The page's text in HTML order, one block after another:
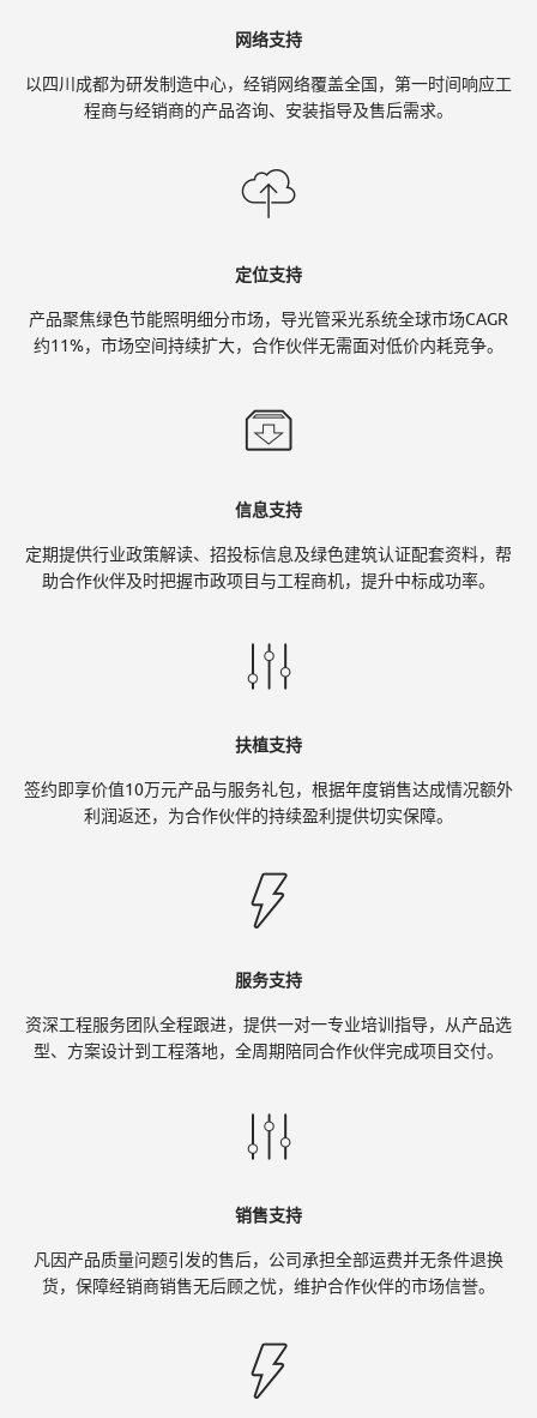
网络支持
以四川成都为研发制造中心，经销网络覆盖全国，第一时间响应工
程商与经销商的产品咨询、安装指导及售后需求。
定位支持
产品聚焦绿色节能照明细分市场，导光管采光系统全球市场CAGR
约11%，市场空间持续扩大，合作伙伴无需面对低价内耗竞争。
信息支持
定期提供行业政策解读、招投标信息及绿色建筑认证配套资料，帮
助合作伙伴及时把握市政项目与工程商机，提升中标成功率。
扶植支持
签约即享价值10万元产品与服务礼包，根据年度销售达成情况额外
利润返还，为合作伙伴的持续盈利提供切实保障。
服务支持
资深工程服务团队全程跟进，提供一对一专业培训指导，从产品选
型、方案设计到工程落地，全周期陪同合作伙伴完成项目交付。
销售支持
凡因产品质量问题引发的售后，公司承担全部运费并无条件退换
货，保障经销商销售无后顾之忧，维护合作伙伴的市场信誉。